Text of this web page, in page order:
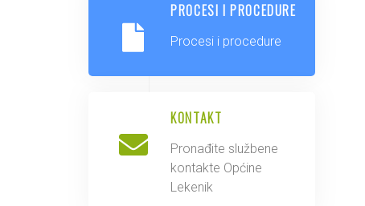
PROCESI I PROCEDURE
Procesi i procedure
KONTAKT
Pronađite službene
kontakte Općine
Lekenik